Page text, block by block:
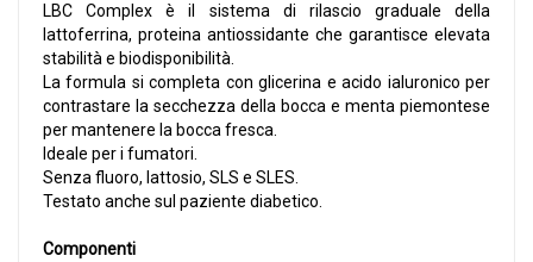
LBC Complex è il sistema di rilascio graduale della
lattoferrina, proteina antiossidante che garantisce elevata
stabilità e biodisponibilità.
La formula si completa con glicerina e acido ialuronico per
contrastare la secchezza della bocca e menta piemontese
per mantenere la bocca fresca.
Ideale per i fumatori.
Senza fluoro, lattosio, SLS e SLES.
Testato anche sul paziente diabetico.
Componenti